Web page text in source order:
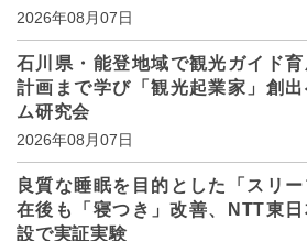
2026年08月07日
石川県・能登地域で観光ガイド
計画まで学び「観光起業家」創
ム研究会
2026年08月07日
良質な睡眠を目的とした「スリ
在後も「寝つき」改善、NTT東
設で実証実験